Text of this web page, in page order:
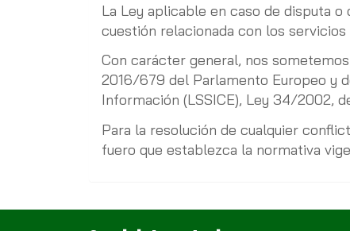
La Ley aplicable en caso de disputa
cuestión relacionada con los
Con carácter general, nos
2016/679 del Parlamento Europeo y
Información (LSSICE), Ley 34/2002,
Para la resolución de cualquier
fuero que establezca la normativa